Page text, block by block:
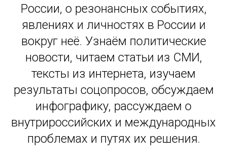
России, о резонансных событиях,
явлениях и личностях в России и
вокруг неё. Узнаём политические
новости, читаем статьи из СМИ,
тексты из интернета, изучаем
результаты соцопросов, обсуждаем
инфографику, рассуждаем о
внутрироссийских и международных
проблемах и путях их решения.